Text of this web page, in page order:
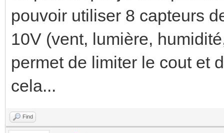
pouvoir utiliser 8 capteurs
10V (vent, lumière,
permet de limiter le cout et
cela...
Find